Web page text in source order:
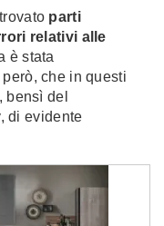
parti
relativi alle
è stata
che in questi
bensì del
di evidente